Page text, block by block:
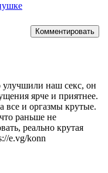
Комментировать
улучшили наш сeкc, он
ярче и приятнее.
все и оргазмы крутые.
раньше не
реально крутая
e.vg/konn